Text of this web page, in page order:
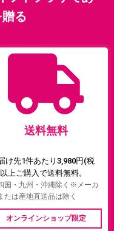
る
送料無料
け先1件あたり3,980円(税
上ご購入で送料無料。
国・九州・沖縄除く※メーカ
たは産地直送品は除く
オンラインショップ限定